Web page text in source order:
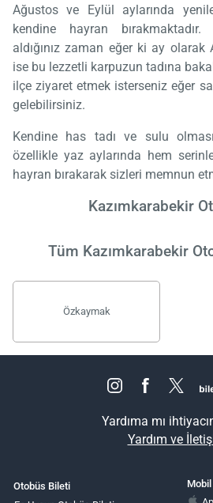
Ağustos ve Eylül aylarında
kendine hayran bırakmaktadır.
aldığınız zaman eğer ki ay olarak
ise bu lezzetli karpuzun tadına
ilçe ziyaret etmek isterseniz eğer
gelebilirsiniz.
Kendine has tadı ve sulu
özellikle yaz aylarında hem
hayran bırakarak sizleri memnun
Kazımkarabekir
Tüm Kazımkarabekir
Özkaymak
Yardıma mı
Yardım ve
Otobüs Bileti